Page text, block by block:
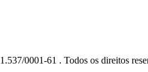
0001-61 . Todos os direitos